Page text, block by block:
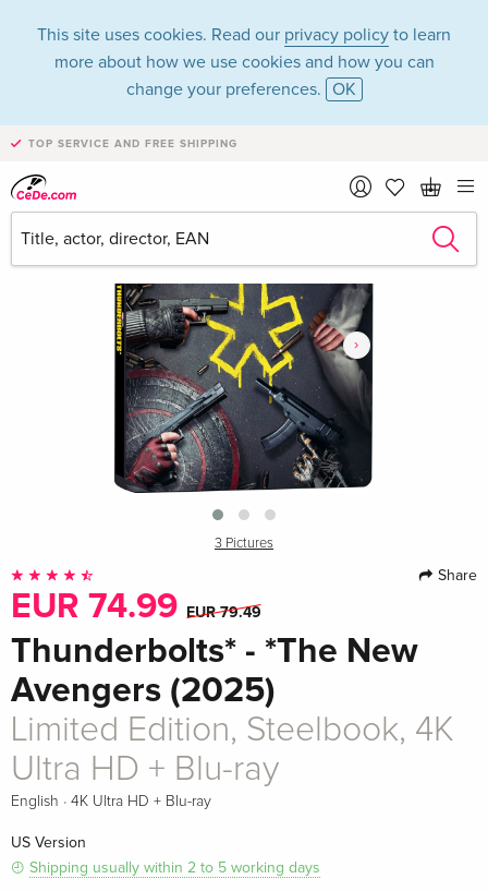
This site uses cookies. Read our privacy policy to learn
more about how we use cookies and how you can
change your preferences. OK
TOP SERVICE AND FREE SHIPPING
›
3 Pictures
Share
EUR 74.99 EUR 79.49
Thunderbolts* - *The New
Avengers (2025)
Limited Edition, Steelbook, 4K
Ultra HD + Blu-ray
English · 4K Ultra HD + Blu-ray
US Version
Shipping usually within 2 to 5 working days